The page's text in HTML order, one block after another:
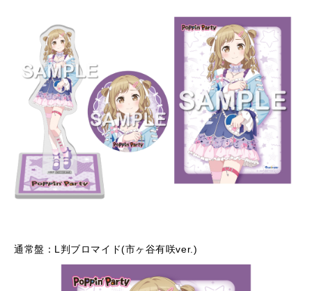
通常盤：L判ブロマイド(市ヶ谷有咲ver.)